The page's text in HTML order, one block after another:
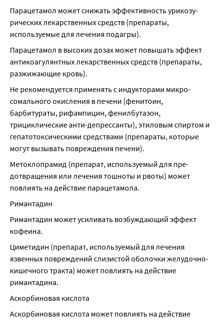
Парацетамол может снижать эффективность урикозу-
рических лекарственных средств (препараты,
используемые для лечения подагры).
Парацетамол в высоких дозах может повышать эффект
антикоагулянтных лекарственных средств (препараты,
разжижающие кровь).
Не рекомендуется применять с индукторами микро-
сомального окисления в печени (фенитоин,
барбитураты, рифампицин, фенилбутазон,
трициклические анти-депрессанты), этиловым спиртом и
гепатотоксическими средствами (препараты, которые
могут вызывать повреждения печени).
Метоклопрамид (препарат, используемый для пре-
дотвращения или лечения тошноты и рвоты) может
повлиять на действие парацетамола.
Римантадин
Римантадин может усиливать возбуждающий эффект
кофеина.
Циметидин (препарат, используемый для лечения
язвенных повреждений слизистой оболочки желудочно-
кишечного тракта) может повлиять на действие
римантадина.
Аскорбиновая кислота
Аскорбиновая кислота может повлиять на действие